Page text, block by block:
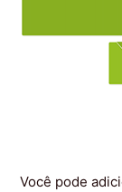
Você pode